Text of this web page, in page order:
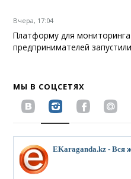
Вчера, 17:04
Платформу для
предпринимателей
МЫ В СОЦСЕТЯХ
EKaraganda.kz - Вся